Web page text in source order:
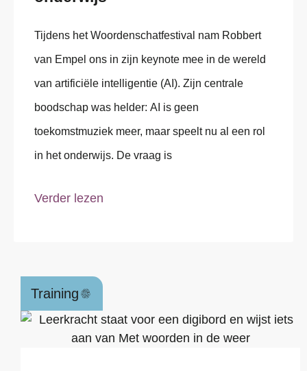
Tijdens het Woordenschatfestival nam Robbert
van Empel ons in zijn keynote mee in de wereld
van artificiële intelligentie (AI). Zijn centrale
boodschap was helder: AI is geen
toekomstmuziek meer, maar speelt nu al een rol
in het onderwijs. De vraag is
Verder lezen
Training